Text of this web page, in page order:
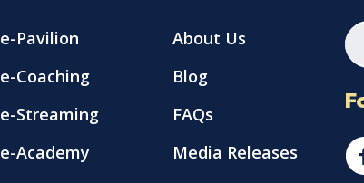
e-Pavilion
e-Coaching
e-Streaming
e-Academy
About Us
Blog
FAQs
Media Releases